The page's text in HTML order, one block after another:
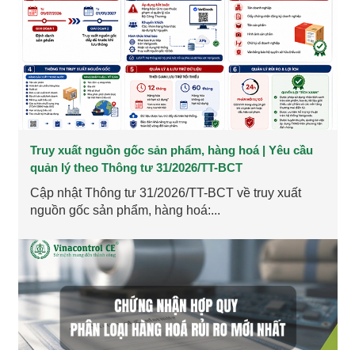
Truy xuất nguồn gốc sản phẩm, hàng hoá | Yêu cầu
quản lý theo Thông tư 31/2026/TT-BCT
Cập nhật Thông tư 31/2026/TT-BCT về truy xuất
nguồn gốc sản phẩm, hàng hoá:...